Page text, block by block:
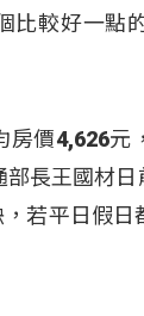
比較好一點
價4,626元
長王國材
若平日假